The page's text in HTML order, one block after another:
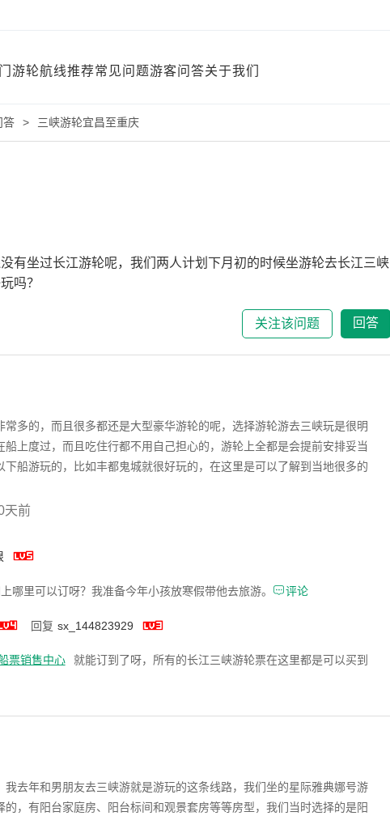
游轮航线推荐常见问题游客问答关于我们
答 > 三峡游轮宜昌至重庆
有坐过长江游轮呢，我们两人计划下月初的时候坐游轮去长江三峡
吗？
关注该问题 回答
多的，而且很多都还是大型豪华游轮的呢，选择游轮游去三峡玩是很明
上度过，而且吃住行都不用自己担心的，游轮上全都是会提前安排妥当
船游玩的，比如丰都鬼城就很好玩的，在这里是可以了解到当地很多的
天前

哪里可以订呀？我准备今年小孩放寒假带他去旅游。 评论
回复 sx_144823929 
票销售中心
就能订到了呀，所有的长江三峡游轮票在这里都是可以买到
我去年和男朋友去三峡游就是游玩的这条线路，我们坐的星际雅典娜号游
，有阳台家庭房、阳台标间和观景套房等等房型，我们当时选择的是阳